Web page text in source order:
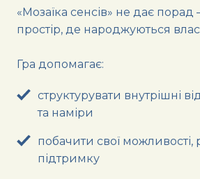
«Мозаїка сенсів» не дає
простір, де народжуються
Гра допомагає:
структурувати внутрішні
та наміри
побачити свої можливості,
підтримку